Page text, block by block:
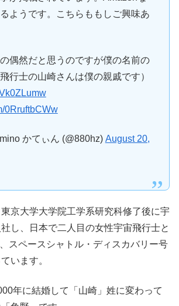
ようです。こちらももしご興味あ
の偶然だと思うのですが僕の名前の
行士の山崎さんは僕の親戚です）
0RruftbCWw
かてぃん (@880hz) August 20,
京大学大学院工学系研究科修了後に宇
し、日本で二人目の女性宇宙飛行士と
スペースシャトル・ディスカバリー号
います。
年に結婚して「山崎」姓に変わって